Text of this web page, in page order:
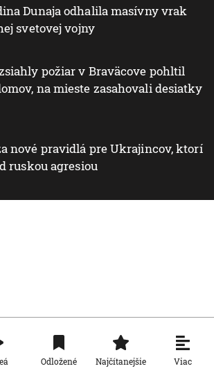
Dunaja odhalila masívny vrak
svetovej vojny
požiar v Braväcove pohltil
na mieste zasahovali desiatky
nové pravidlá pre Ukrajincov, ktorí
ruskou agresiou
Odložené Najčítanejšie Viac